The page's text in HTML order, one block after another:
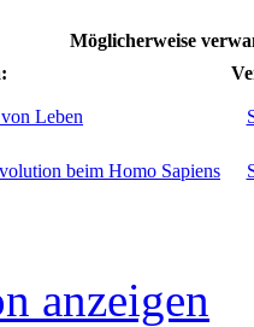
Möglicherweise
Leben
beim Homo Sapiens
anzeigen